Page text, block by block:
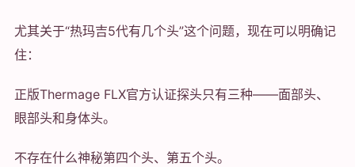
尤其关于“热玛吉5代有几个头”这个问题，现在可以明确记
住：
正版Thermage FLX官方认证探头只有三种——面部头、
眼部头和身体头。
不存在什么神秘第四个头、第五个头。